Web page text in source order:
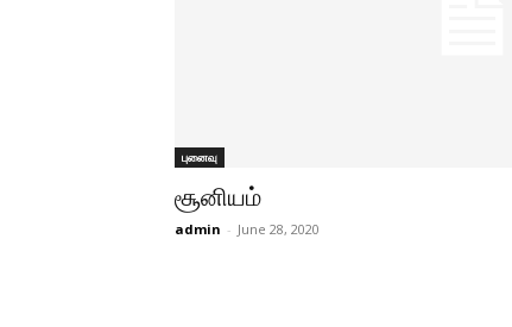
புனைவு
சூனியம்
admin - June 28, 2020